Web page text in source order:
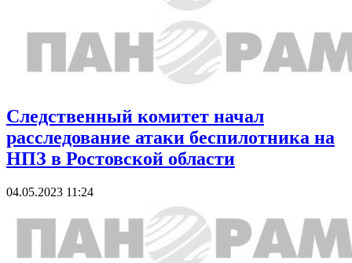
Следственный комитет начал
расследование атаки беспилотника на
НПЗ в Ростовской области
04.05.2023 11:24